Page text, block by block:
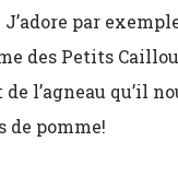
par
des Petits
l’agneau qu’il
de pomme!